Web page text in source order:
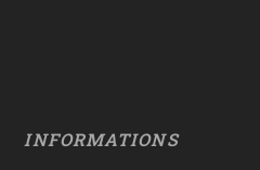
INFORMATIONS